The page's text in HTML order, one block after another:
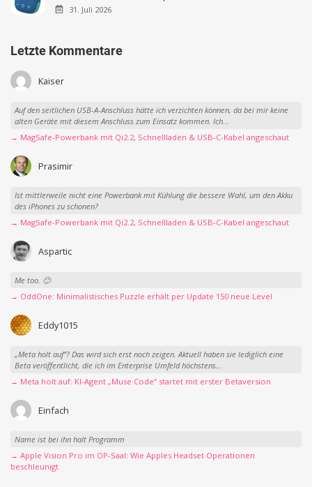
31. Juli 2026
Letzte Kommentare
Kaiser
Auf den seitlichen USB-A-Anschluss hätte ich verzichten können, da bei mir keine
alten Geräte mit diesem Anschluss zum Einsatz kommen. Ich...
→ MagSafe-Powerbank mit Qi2.2, Schnellladen & USB-C-Kabel angeschaut
Prasimir
Ist mittlerweile nicht eine Powerbank mit Kühlung die bessere Wahl, um den Akku
des iPhones zu schonen?
→ MagSafe-Powerbank mit Qi2.2, Schnellladen & USB-C-Kabel angeschaut
Aspartic
Me too. 🙂
→ OddOne: Minimalistisches Puzzle erhält per Update 150 neue Level
Eddy1015
„Meta holt auf“? Das wird sich erst noch zeigen. Aktuell haben sie lediglich eine
Beta veröffentlicht, die ich im Enterprise Umfeld höchstens...
→ Meta holt auf: KI-Agent „Muse Code“ startet mit erster Betaversion
Einfach
Name ist bei ihn halt Programm
→ Apple Vision Pro im OP-Saal: Wie Apples Headset Operationen
beschleunigt